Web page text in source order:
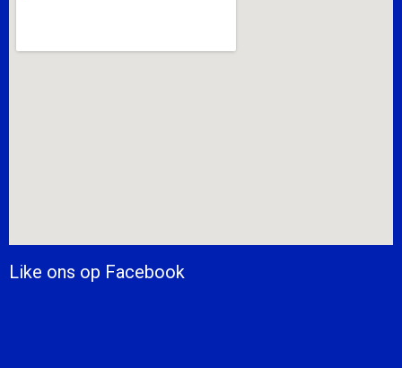
Like ons op Facebook